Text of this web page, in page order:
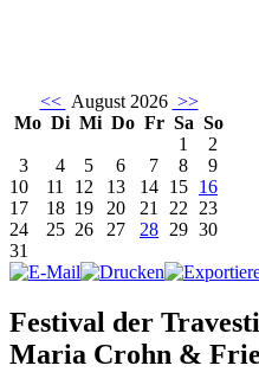
<< August 2026 >>
Mo Di Mi Do Fr Sa So
1
2
3
4 5 6 7 8
9
10
11 12 13 14 15 16
17
18 19 20 21 22 23
24
25 26 27 28 29 30
31
Festival der
Maria Crohn &